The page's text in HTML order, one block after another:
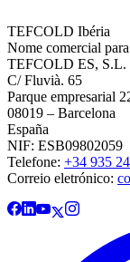
TEFCOLD Ibéria
Nome comercial para
TEFCOLD ES, S.L.
C/ Fluvià. 65
Parque empresarial
08019 – Barcelona
España
NIF: ESB09802059
Telefone: +34 935
Correio eletrónico: